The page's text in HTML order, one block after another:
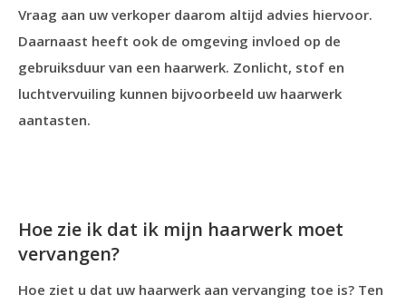
Vraag aan uw verkoper daarom altijd advies hiervoor.
Daarnaast heeft ook de omgeving invloed op de
gebruiksduur van een haarwerk. Zonlicht, stof en
luchtvervuiling kunnen bijvoorbeeld uw haarwerk
aantasten.
Hoe zie ik dat ik mijn haarwerk moet
vervangen?
Hoe ziet u dat uw haarwerk aan vervanging toe is? Ten